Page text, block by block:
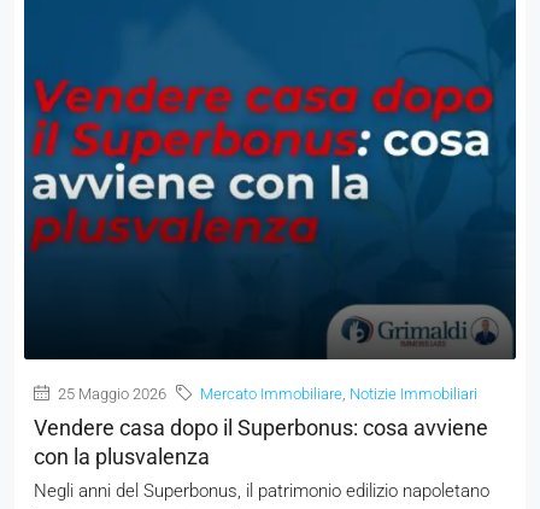
25 Maggio 2026 Mercato Immobiliare, Notizie Immobiliari
Vendere casa dopo il Superbonus: cosa avviene
con la plusvalenza
Negli anni del Superbonus, il patrimonio edilizio napoletano